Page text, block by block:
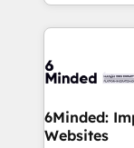
smarter with
solutions to
Our Expertise 🔹 Onboarding & Implementation:
tailored to your GTM
downtime. 🔹 RevOps Strategy: Align teams,
processes, and
6Minded:
Websites